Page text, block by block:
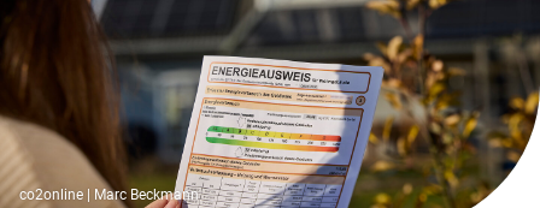
co2online | Marc Beckmann